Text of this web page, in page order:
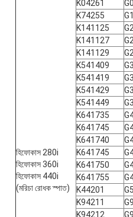
হিফোকাস 280i
হিফোকাস 360i
হিফোকাস 440i
(মরিচা রোধক স্পাত)
K04261
K74255
K141125
K141127
K141129
K541409
K541419
K541429
K541449
K641735
K641745
K641740
K641745
K641750
K641755
K44201
K94211
K94212